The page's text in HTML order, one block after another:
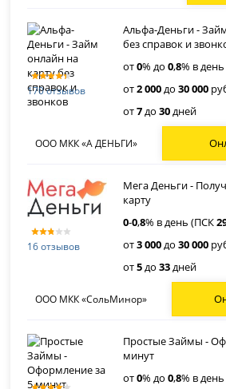
170 отзывов
Альфа-Деньги -
без справок и
от0% до0,8% в
от2 000до30 000
от7до30дней
ООО МКК «А ДЕНЬГИ»
16 отзывов
Мега Деньги -
карту
0-0,8% в день (ПСК
от3 000до30 000
от5до33дней
ООО МКК «СольМинор»
Простые Займы -
минут
от0% до0,8% в